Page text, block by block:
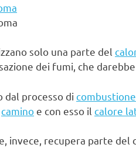
solo una parte del
dei fumi, che
dal processo di combustione
camino e con esso il calore
invece, recupera parte